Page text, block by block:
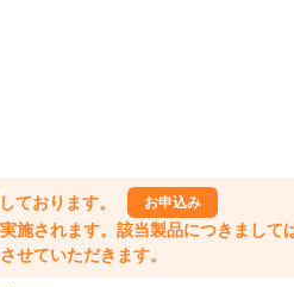
ております。 お申込み
されます。該当製品につきまして
せていただきます。